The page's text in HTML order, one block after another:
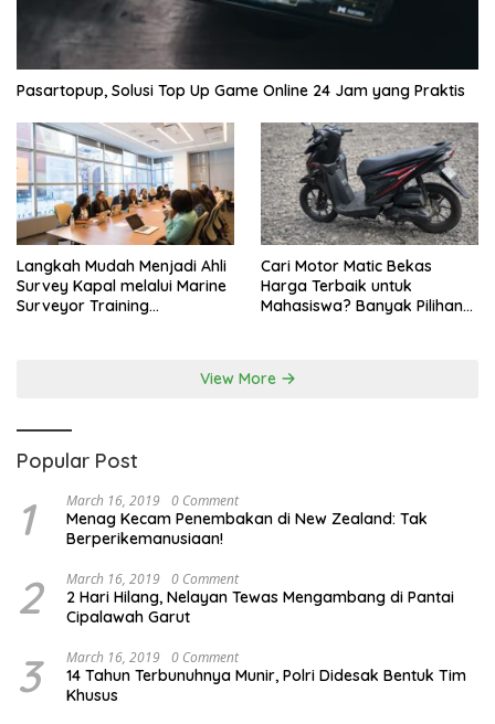
Pasartopup, Solusi Top Up Game Online 24 Jam yang Praktis
Langkah Mudah Menjadi Ahli
Survey Kapal melalui Marine
Surveyor Training
Cari Motor Matic Bekas
Harga Terbaik untuk
Mahasiswa? Banyak Pilihan
View More
Popular Post
1 March 16, 2019 0 Comment
Menag Kecam Penembakan di New Zealand: Tak
Berperikemanusiaan!
2 March 16, 2019 0 Comment
2 Hari Hilang, Nelayan Tewas Mengambang di Pantai
Cipalawah Garut
3 March 16, 2019 0 Comment
14 Tahun Terbunuhnya Munir, Polri Didesak Bentuk Tim
Khusus